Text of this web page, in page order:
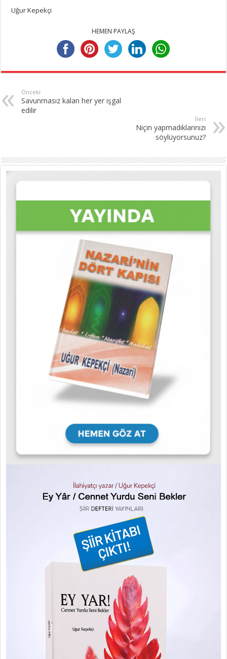
Uğur Kepekçi
HEMEN PAYLAŞ
Önceki
Savunmasız kalan her yer işgal
edilir
İleri
Niçin yapmadıklarınızı
söylüyorsunuz?